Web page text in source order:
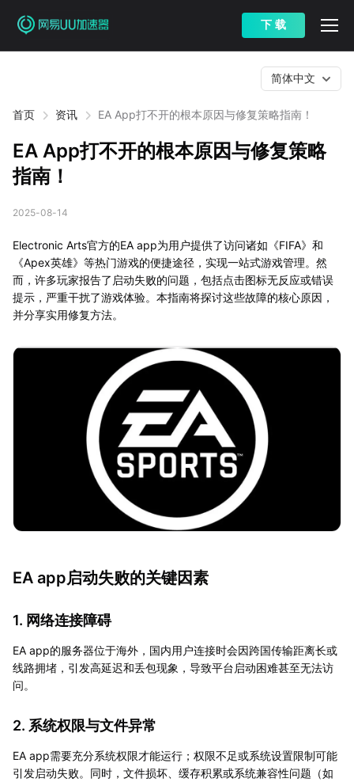
下 载
首页 资讯 EA App打不开的根本原因与修复策略指南！
简体中文
EA App打不开的根本原因与修复策略
指南！
2025-08-14
Electronic Arts官方的EA app为用户提供了访问诸如《FIFA》和
《Apex英雄》等热门游戏的便捷途径，实现一站式游戏管理。然
而，许多玩家报告了启动失败的问题，包括点击图标无反应或错误
提示，严重干扰了游戏体验。本指南将探讨这些故障的核心原因，
并分享实用修复方法。
EA app启动失败的关键因素
1. 网络连接障碍
EA app的服务器位于海外，国内用户连接时会因跨国传输距离长或
线路拥堵，引发高延迟和丢包现象，导致平台启动困难甚至无法访
问。
2. 系统权限与文件异常
EA app需要充分系统权限才能运行；权限不足或系统设置限制可能
引发启动失败。同时，文件损坏、缓存积累或系统兼容性问题（如